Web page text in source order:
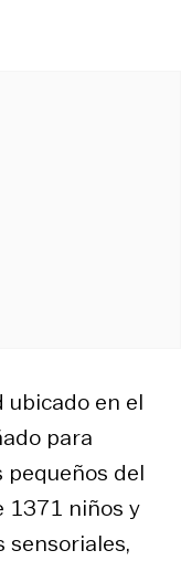
ubicado en el
para
del
1371 niños y
sensoriales,